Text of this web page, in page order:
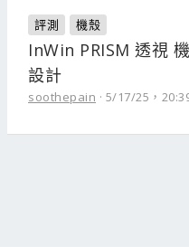
評測 機殼
InWin PRISM 透視
設計
soothepain 5/17/25，